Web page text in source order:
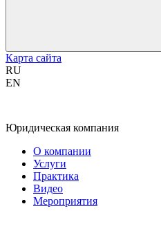
Карта сайта
RU
EN
Юридическая компания
О компании
Услуги
Практика
Видео
Мероприятия